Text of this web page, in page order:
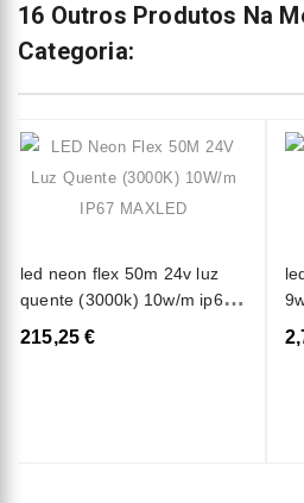
16 Outros Produtos Na
Categoria:
led neon flex 50m 24v luz
quente (3000k) 10w/m ip67
maxled
215,25 €